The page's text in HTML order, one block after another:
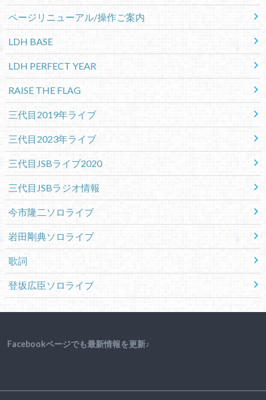
ページリニューアル/操作ご案内
LDH BASE
LDH PERFECT YEAR
RAISE THE FLAG
三代目2019年ライブ
三代目2023年ライブ
三代目JSBライブ2020
三代目JSBラジオ情報
今市隆二ソロライブ
岩田剛典ソロライブ
歌詞
登坂広臣ソロライブ
Facebookページでも最新情報を更新♪